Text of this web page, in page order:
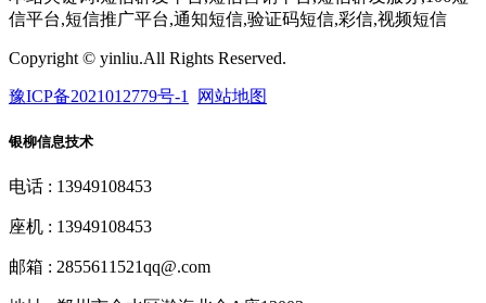
信平台,短信推广平台,通知短信,验证码短信,彩信,视频短信
Copyright © yinliu.All Rights Reserved.
豫ICP备2021012779号-1 网站地图
银柳信息技术
电话 : 13949108453
座机 : 13949108453
邮箱 : 2855611521qq@.com